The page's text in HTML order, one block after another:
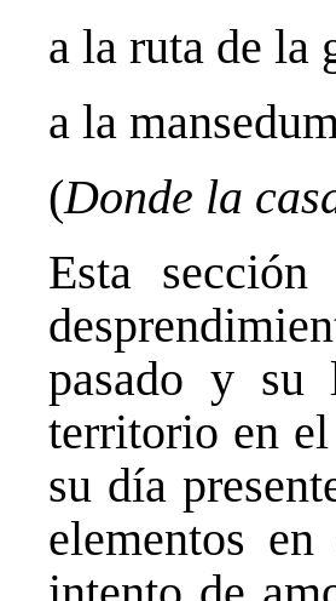
a la ruta de
a la
(Donde la
Esta
pasado y su
territorio en
su día
elementos